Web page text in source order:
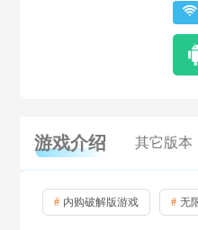
游戏介绍 其它版本
# 内购破解版游戏 # 无